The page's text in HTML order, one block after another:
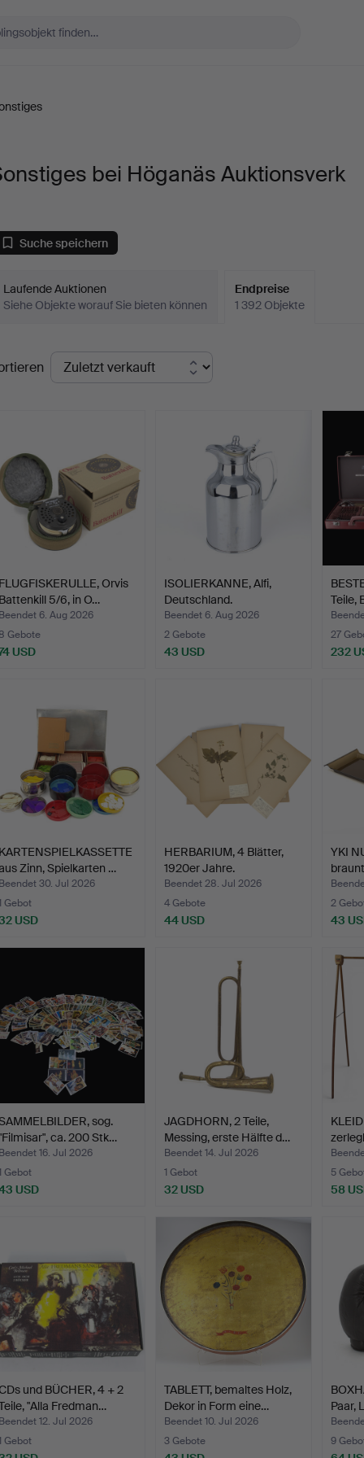
bei Höganäs Auktionsverk
Suche speichern
Laufende Auktionen
Siehe Objekte worauf Sie bieten können
Endpreise
1 392 Objekte
Orvis
5/6, in O…
6. Aug 2026
Gebote
USD
ISOLIERKANNE, Alfi,
Deutschland.
Beendet 6. Aug 2026
2 Gebote
43 USD
Teile,
27
232
Zinn, Spielkarten …
30. Jul 2026
Gebot
USD
HERBARIUM, 4 Blätter,
1920er Jahre.
Beendet 28. Jul 2026
4 Gebote
44 USD
YKI
2
43
sog.
ca. 200 Stk…
16. Jul 2026
Gebot
USD
JAGDHORN, 2 Teile,
Messing, erste Hälfte d…
Beendet 14. Jul 2026
1 Gebot
32 USD
5
58
und BÜCHER, 4 + 2
"Alla Fredman…
12. Jul 2026
Gebot
TABLETT, bemaltes Holz,
Dekor in Form eine…
Beendet 10. Jul 2026
3 Gebote
Paar,
9